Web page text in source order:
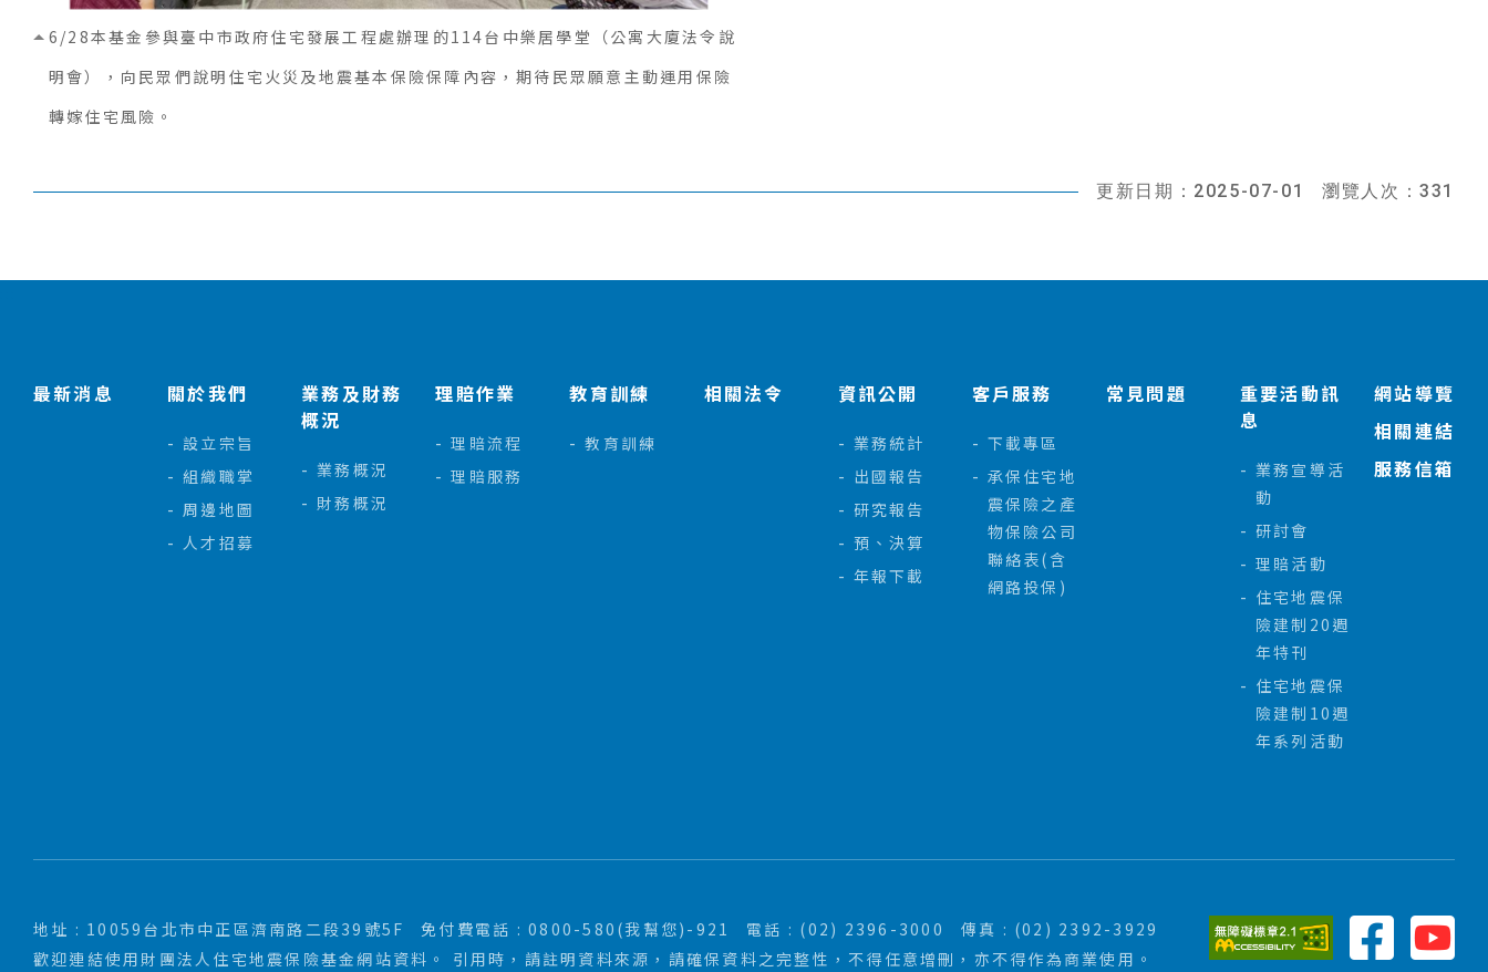
6/28本基金參與臺中市政府住宅發展工程處辦理的114台中樂居學堂（公寓大廈法令說
明會），向民眾們說明住宅火災及地震基本保險保障內容，期待民眾願意主動運用保險
轉嫁住宅風險。
更新日期：2025-07-01 瀏覽人次：331
最新消息 關於我們
設立宗旨
組織職掌
周邊地圖
人才招募
業務及財務
概況
業務概況
財務概況
理賠作業
理賠流程
理賠服務
教育訓練
教育訓練
相關法令 資訊公開
業務統計
出國報告
研究報告
預、決算
年報下載
客戶服務
下載專區
承保住宅地
震保險之產
物保險公司
聯絡表(含
網路投保)
常見問題
重要活動訊
息
業務宣導活
動
研討會
理賠活動
住宅地震保
險建制20週
年特刊
住宅地震保
險建制10週
年系列活動
網站導覽
相關連結
服務信箱
地址 : 10059台北市中正區濟南路二段39號5F 免付費電話 : 0800-580(我幫您)-921 電話 : (02) 2396-3000
傳真 : (02) 2392-3929
歡迎連結使用財團法人住宅地震保險基金網站資料。 引用時，請註明資料來源，請確保資料之完整性，不得任意增刪，亦不得作為商業使用。